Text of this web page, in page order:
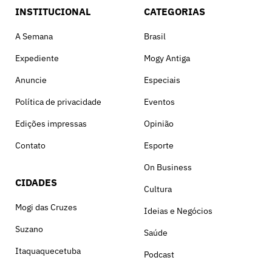
INSTITUCIONAL
A Semana
Expediente
Anuncie
Política de privacidade
Edições impressas
Contato
CIDADES
Mogi das Cruzes
Suzano
Itaquaquecetuba
CATEGORIAS
Brasil
Mogy Antiga
Especiais
Eventos
Opinião
Esporte
On Business
Cultura
Ideias e Negócios
Saúde
Podcast